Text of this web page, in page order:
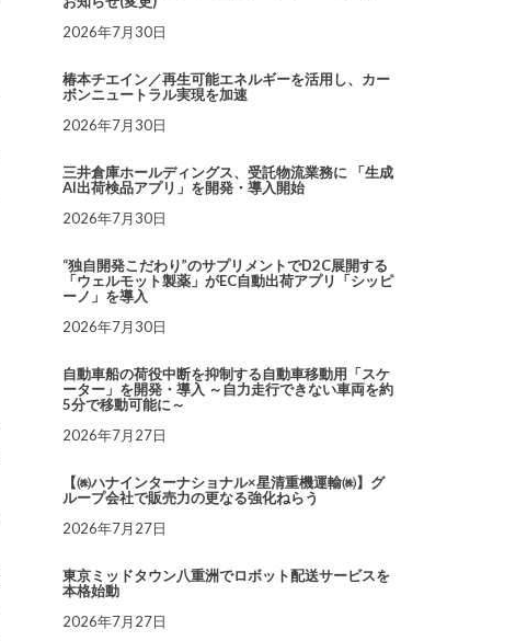
2026年7月30日
椿本チエイン／再生可能エネルギーを活用し、カー
ボンニュートラル実現を加速
2026年7月30日
三井倉庫ホールディングス、受託物流業務に 「生成
AI出荷検品アプリ」を開発・導入開始
2026年7月30日
“独自開発こだわり”のサプリメントでD2C展開する
「ウェルモット製薬」がEC自動出荷アプリ「シッピ
ーノ」を導入
2026年7月30日
自動車船の荷役中断を抑制する自動車移動用「スケ
ーター」を開発・導入 ～自力走行できない車両を約
5分で移動可能に～
2026年7月27日
【㈱ハナインターナショナル×星清重機運輸㈱】グ
ループ会社で販売力の更なる強化ねらう
2026年7月27日
東京ミッドタウン八重洲でロボット配送サービスを
本格始動
2026年7月27日